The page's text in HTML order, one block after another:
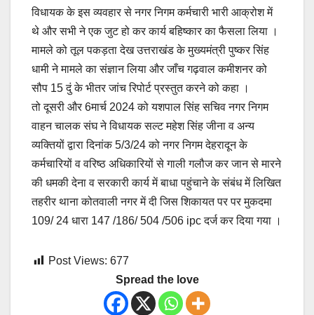
विधायक के इस व्यवहार से नगर निगम कर्मचारी भारी आक्रोश में
थे और सभी ने एक जुट हो कर कार्य बहिष्कार का फैसला लिया ।
मामले को तूल पकड़ता देख उत्तराखंड के मुख्यमंत्री पुष्कर सिंह
धामी ने मामले का संज्ञान लिया और जाँच गढ़वाल कमीशनर को
सौप 15 दुं के भीतर जांच रिपोर्ट प्रस्तुत करने को कहा ।
तो दूसरी और 6मार्च 2024 को यशपाल सिंह सचिव नगर निगम
वाहन चालक संघ ने विधायक सल्ट महेश सिंह जीना व अन्य
व्यक्तियों द्वारा दिनांक 5/3/24 को नगर निगम देहरादून के
कर्मचारियों व वरिष्ठ अधिकारियों से गाली गलौज कर जान से मारने
की धमकी देना व सरकारी कार्य में बाधा पहुंचाने के संबंध में लिखित
तहरीर थाना कोतवाली नगर में दी जिस शिकायत पर पर मुकदमा
109/ 24 धारा 147 /186/ 504 /506 ipc दर्ज कर दिया गया ।
Post Views: 677
Spread the love